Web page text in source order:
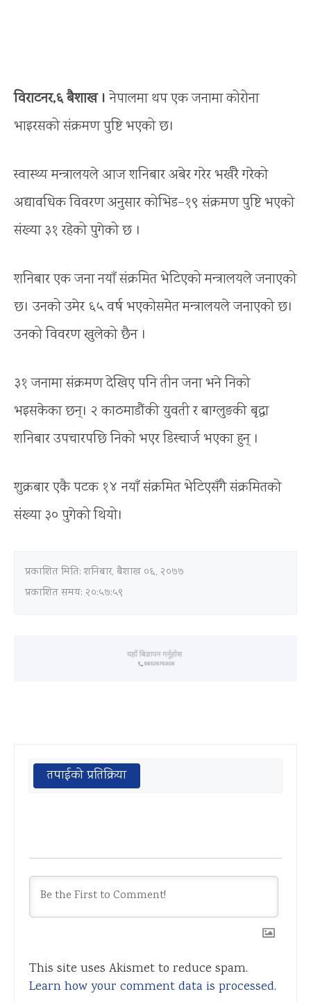
विराटनर,६ बैशाख । नेपालमा थप एक जनामा कोरोना
भाइरसको संक्रमण पुष्टि भएको छ।
स्वास्थ्य मन्त्रालयले आज शनिबार अबेर गरेर भर्खरै गरेको
अद्यावधिक विवरण अनुसार कोभिड–१९ संक्रमण पुष्टि भएको
संख्या ३१ रहेको पुगेको छ ।
शनिबार एक जना नयाँ संक्रमित भेटिएको मन्त्रालयले जनाएको
छ। उनको उमेर ६५ वर्ष भएकोसमेत मन्त्रालयले जनाएको छ।
उनको विवरण खुलेको छैन ।
३१ जनामा संक्रमण देखिए पनि तीन जना भने निको
भइसकेका छन्। २ काठमाडौंकी युवती र बाग्लुङकी बृद्धा
शनिबार उपचारपछि निको भएर डिस्चार्ज भएका हुन् ।
शुक्रबार एकै पटक १४ नयाँ संक्रमित भेटिएसँगै संक्रमितको
संख्या ३० पुगेको थियो।
प्रकाशित मिति:शनिबार, बैशाख ०६, २०७७
प्रकाशित समय: २०:५७:५९
तपाईको प्रतिक्रिया
This site uses Akismet to reduce spam.
Learn how your comment data is processed.